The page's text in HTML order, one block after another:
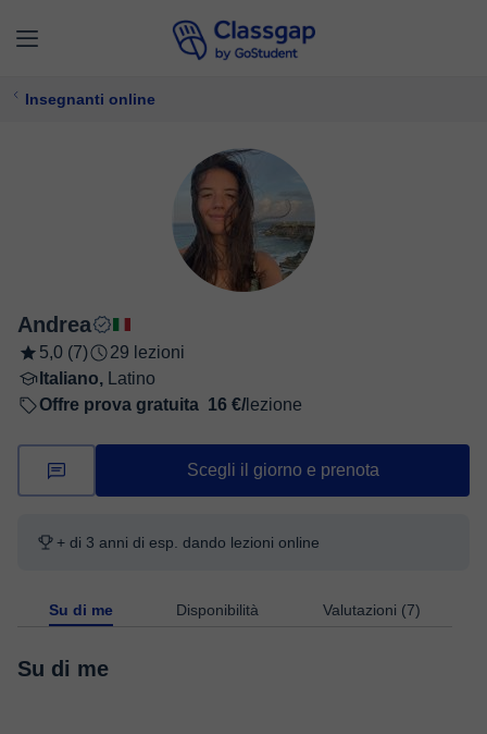
Insegnanti online
Andrea
5,0 (7)
29 lezioni
Italiano,
Latino
Offre prova gratuita 16 €/ lezione
Scegli il giorno e prenota
+ di 3 anni di esp. dando lezioni online
Su di me Disponibilità Valutazioni (7)
Su di me